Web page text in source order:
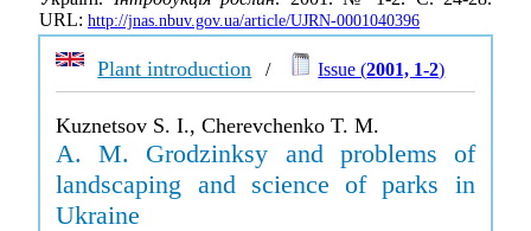
URL: http://jnas.nbuv.gov.ua/article/UJRN-0001040396
Plant introduction / Issue (2001, 1-2)
Kuznetsov S. I., Cherevchenko T. M.
A. M. Grodzinksy and problems of
landscaping and science of parks in
Ukraine